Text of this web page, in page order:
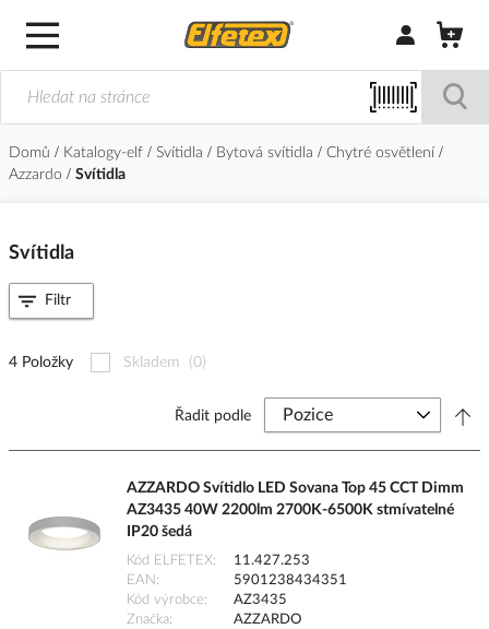
Přihlásit/
Domů Katalogy-elf Svítidla Bytová svítidla
Chytré osvětlení
Azzardo
Svítidla
Svítidla
4 Položky Skladem (0)
Řadit podle
AZZARDO Svítidlo LED Sovana Top 45 CCT Dimm
AZ3435 40W 2200lm 2700K-6500K stmívatelné
IP20 šedá
Kód ELFETEX
11.427.253
EAN
5901238434351
Kód výrobce
AZ3435
Značka
AZZARDO
Filtr